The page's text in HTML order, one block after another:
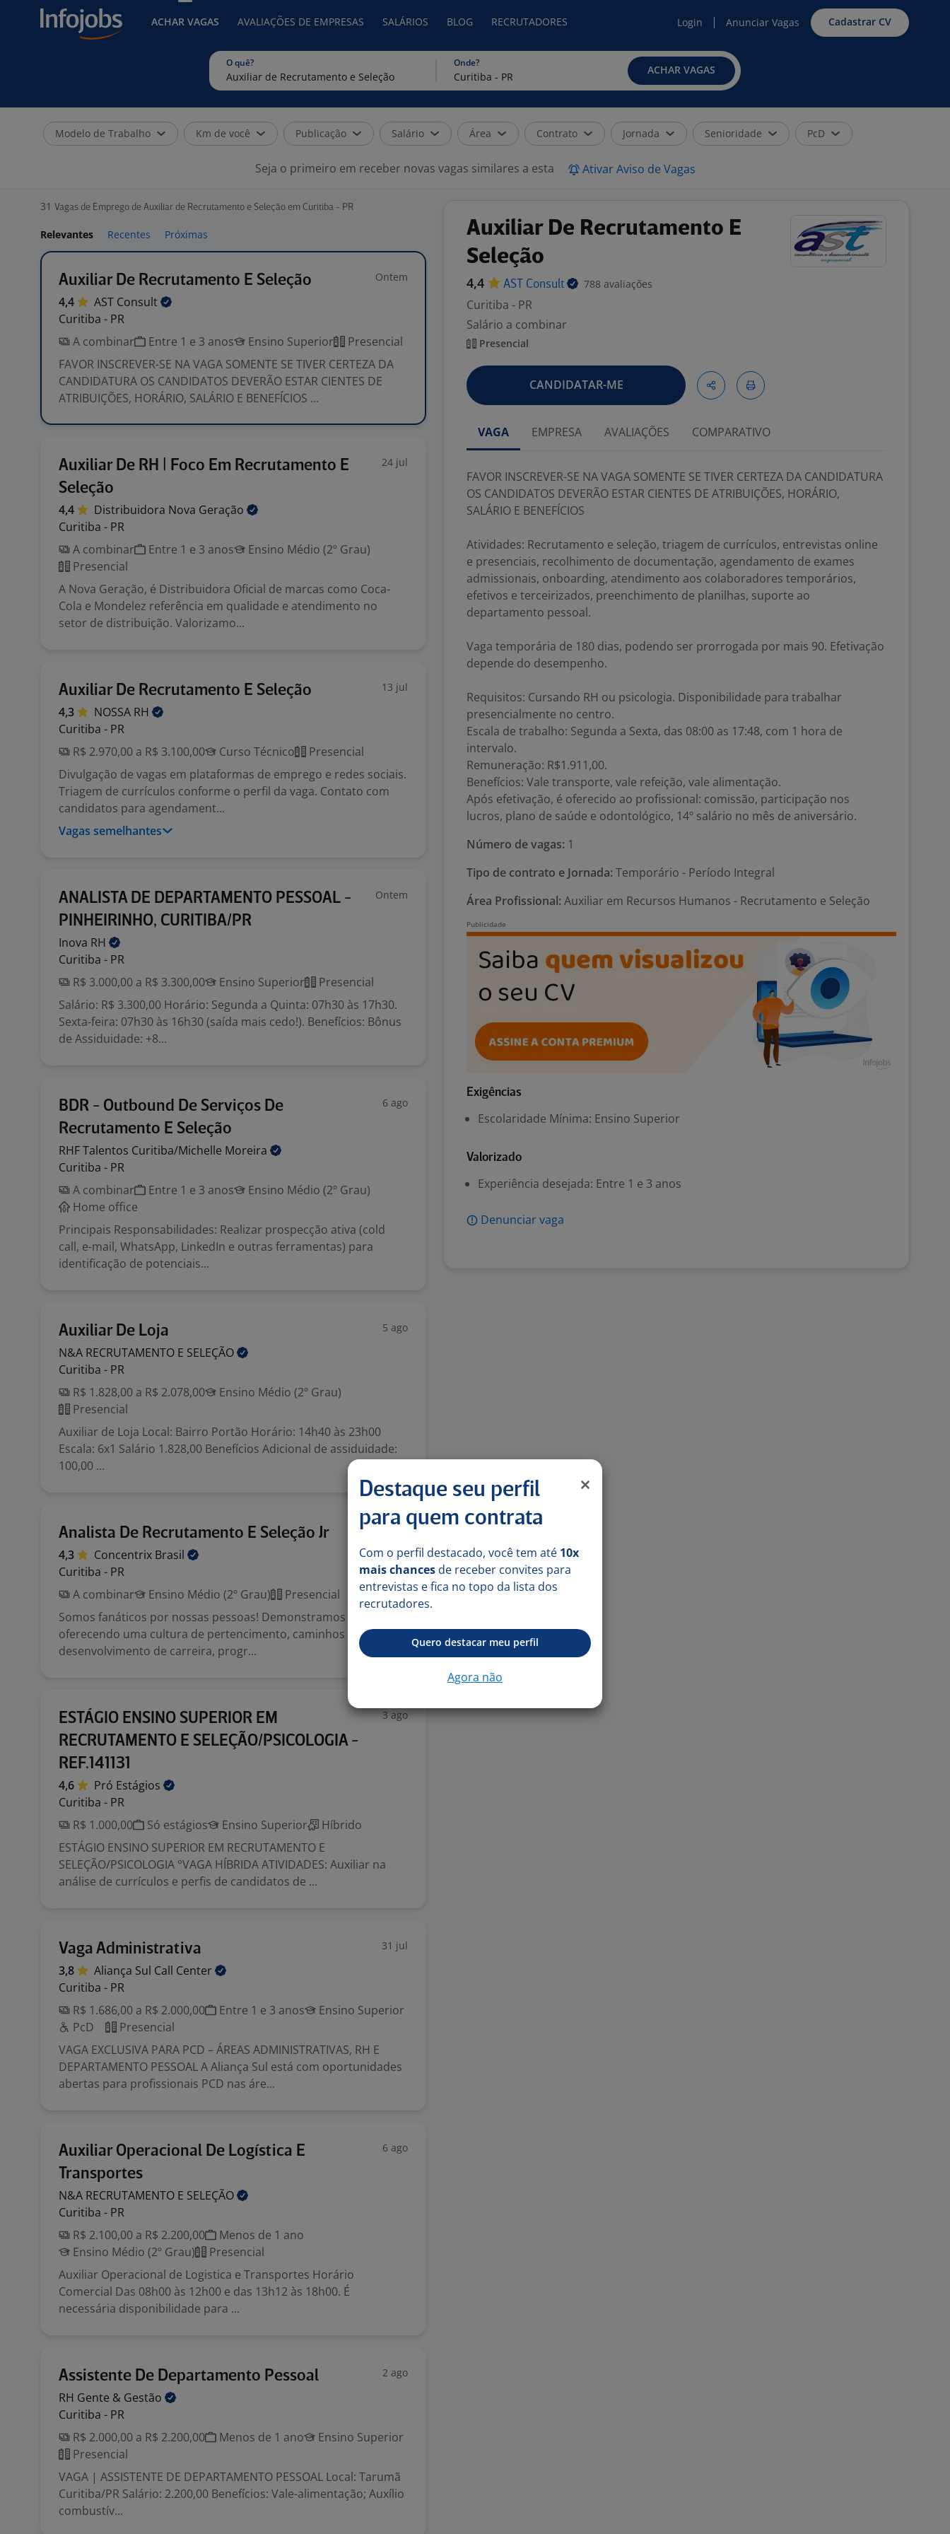
ACHAR VAGAS AVALIAÇÕES DE EMPRESAS SALÁRIOS BLOG RECRUTADORES Login Anunciar Vagas Cadastrar CV
O quê? Onde?
ACHAR VAGAS
Modelo de Trabalho Km de você Publicação Salário Área Contrato Jornada Senioridade PcD
Seja o primeiro em receber novas vagas similares a esta Ativar Aviso de Vagas
31 Vagas de Emprego de Auxiliar de Recrutamento e Seleção em Curitiba - PR
Relevantes Recentes Próximas
Auxiliar De Recrutamento E Seleção Ontem
4,4 AST Consult
Curitiba - PR
A combinar
Entre 1 e 3 anos Ensino Superior
Presencial
FAVOR INSCREVER-SE NA VAGA SOMENTE SE TIVER CERTEZA DA
CANDIDATURA OS CANDIDATOS DEVERÃO ESTAR CIENTES DE
ATRIBUIÇÕES, HORÁRIO, SALÁRIO E BENEFÍCIOS ...
Auxiliar De RH | Foco Em Recrutamento E
Seleção
24 jul
4,4 Distribuidora Nova Geração
Curitiba - PR
A combinar
Entre 1 e 3 anos
Ensino Médio (2º Grau)
Presencial
A Nova Geração, é Distribuidora Oficial de marcas como Coca-
Cola e Mondelez referência em qualidade e atendimento no
setor de distribuição. Valorizamo...
Auxiliar De Recrutamento E Seleção 13 jul
4,3 NOSSA RH
Curitiba - PR
R$ 2.970,00 a R$ 3.100,00
Curso Técnico
Presencial
Divulgação de vagas em plataformas de emprego e redes sociais.
Triagem de currículos conforme o perfil da vaga. Contato com
candidatos para agendament...
Vagas semelhantes
ANALISTA DE DEPARTAMENTO PESSOAL -
PINHEIRINHO, CURITIBA/PR
Ontem
Inova RH
Curitiba - PR
R$ 3.000,00 a R$ 3.300,00
Ensino Superior
Presencial
Salário: R$ 3.300,00 Horário: Segunda a Quinta: 07h30 às 17h30.
Sexta-feira: 07h30 às 16h30 (saída mais cedo!). Benefícios: Bônus
de Assiduidade: +8...
BDR - Outbound De Serviços De
Recrutamento E Seleção
6 ago
RHF Talentos Curitiba/Michelle Moreira
Curitiba - PR
A combinar
Entre 1 e 3 anos
Ensino Médio (2º Grau)
Home office
Principais Responsabilidades: Realizar prospecção ativa (cold
call, e-mail, WhatsApp, LinkedIn e outras ferramentas) para
identificação de potenciais...
Auxiliar De Loja 5 ago
N&A RECRUTAMENTO E SELEÇÃO
Curitiba - PR
R$ 1.828,00 a R$ 2.078,00
Ensino Médio (2º Grau)
Presencial
Auxiliar de Loja Local: Bairro Portão Horário: 14h40 às 23h00
Escala: 6x1 Salário 1.828,00 Benefícios Adicional de assiduidade:
100,00 ...
Analista De Recrutamento E Seleção Jr
4,3 Concentrix Brasil
Curitiba - PR
A combinar
Ensino Médio (2º Grau)
Presencial
Somos fanáticos por nossas pessoas! Demonstramos isso
oferecendo uma cultura de pertencimento, caminhos claros para
desenvolvimento de carreira, progr...
ESTÁGIO ENSINO SUPERIOR EM
RECRUTAMENTO E SELEÇÃO/PSICOLOGIA -
REF.141131
3 ago
4,6 Pró Estágios
Curitiba - PR
R$ 1.000,00
Só estágios Ensino Superior
Híbrido
ESTÁGIO ENSINO SUPERIOR EM RECRUTAMENTO E
SELEÇÃO/PSICOLOGIA °VAGA HÍBRIDA ATIVIDADES: Auxiliar na
análise de currículos e perfis de candidatos de ...
Vaga Administrativa 31 jul
3,8 Aliança Sul Call Center
Curitiba - PR
R$ 1.686,00 a R$ 2.000,00
Entre 1 e 3 anos
Ensino Superior
PcD
Presencial
VAGA EXCLUSIVA PARA PCD – ÁREAS ADMINISTRATIVAS, RH E
DEPARTAMENTO PESSOAL A Aliança Sul está com oportunidades
abertas para profissionais PCD nas áre...
Auxiliar Operacional De Logística E
Transportes
6 ago
N&A RECRUTAMENTO E SELEÇÃO
Curitiba - PR
R$ 2.100,00 a R$ 2.200,00
Menos de 1 ano
Ensino Médio (2º Grau)
Presencial
Auxiliar Operacional de Logistica e Transportes Horário
Comercial Das 08h00 às 12h00 e das 13h12 às 18h00. É
necessária disponibilidade para ...
Assistente De Departamento Pessoal 2 ago
RH Gente & Gestão
Curitiba - PR
R$ 2.000,00 a R$ 2.200,00
Menos de 1 ano
Ensino Superior
Presencial
VAGA | ASSISTENTE DE DEPARTAMENTO PESSOAL Local: Tarumã
Curitiba/PR Salário: 2.200,00 Benefícios: Vale-alimentação; Auxílio
combustív...
Auxiliar De Recrutamento E
Seleção
4,4 AST Consult 788 avaliações
Curitiba - PR
Salário a combinar
Presencial
CANDIDATAR-ME
VAGA EMPRESA AVALIAÇÕES COMPARATIVO
FAVOR INSCREVER-SE NA VAGA SOMENTE SE TIVER CERTEZA DA CANDIDATURA
OS CANDIDATOS DEVERÃO ESTAR CIENTES DE ATRIBUIÇÕES, HORÁRIO,
SALÁRIO E BENEFÍCIOS
Atividades: Recrutamento e seleção, triagem de currículos, entrevistas online
e presenciais, recolhimento de documentação, agendamento de exames
admissionais, onboarding, atendimento aos colaboradores temporários,
efetivos e terceirizados, preenchimento de planilhas, suporte ao
departamento pessoal.
Vaga temporária de 180 dias, podendo ser prorrogada por mais 90. Efetivação
depende do desempenho.
Requisitos: Cursando RH ou psicologia. Disponibilidade para trabalhar
presencialmente no centro.
Escala de trabalho: Segunda a Sexta, das 08:00 as 17:48, com 1 hora de
intervalo.
Remuneração: R$1.911,00.
Benefícios: Vale transporte, vale refeição, vale alimentação.
Após efetivação, é oferecido ao profissional: comissão, participação nos
lucros, plano de saúde e odontológico, 14º salário no mês de aniversário.
Número de vagas: 1
Tipo de contrato e Jornada: Temporário - Período Integral
Área Profissional: Auxiliar em Recursos Humanos - Recrutamento e Seleção
Exigências
Escolaridade Mínima: Ensino Superior
Valorizado
Experiência desejada: Entre 1 e 3 anos
Denunciar vaga
Destaque seu perfil
para quem contrata
Com o perfil destacado, você tem até 10x
mais chances de receber convites para
entrevistas e fica no topo da lista dos
recrutadores.
Quero destacar meu perfil
Agora não